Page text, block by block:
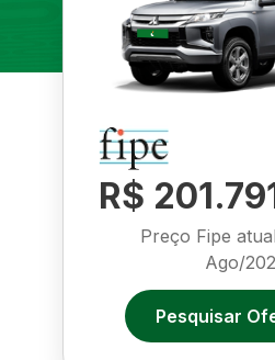
R$
Preço Fipe
Ago/
Pesquisar